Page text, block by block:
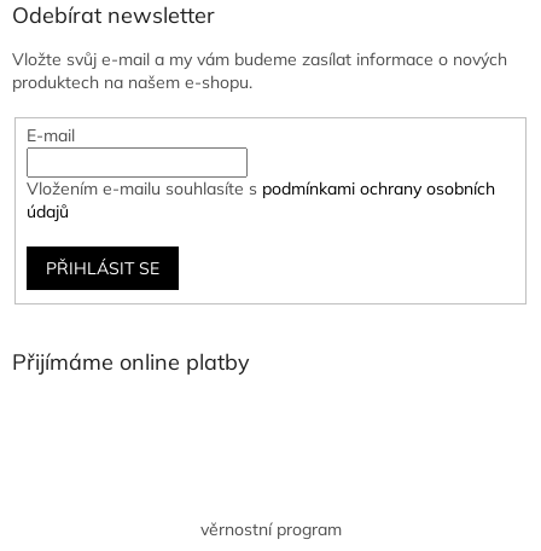
Odebírat newsletter
Vložte svůj e-mail a my vám budeme zasílat informace o nových
produktech na našem e-shopu.
E-mail
Vložením e-mailu souhlasíte s podmínkami ochrany osobních
údajů
PŘIHLÁSIT SE
Přijímáme online platby
věrnostní program